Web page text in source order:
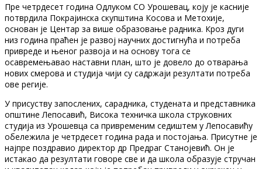
Пре четрдесет година Одлуком СО Урошевац, коју је касније
потврдила Покрајинска скупштина Косова и Метохије,
основан је Центар за више образовање радника. Кроз дуги
низ година праћен је развој научних достигнућа и потреба
привреде и њеног развоја и на основу тога се
осавремењавао наставни план, што је довело до отварања
нових смерова и студија чији су садржаји резултати потреба
ове регије.
У присуству запослених, сарадника, студената и представника
општине Лепосавић, Висока техничка школа струковних
студија из Урошевца са привременим седиштем у Лепосавићу
обележила је четрдесет година рада и постојања. Присутне је
најпре поздравио директор др Предраг Станојевић. Он је
истакао да резултати говоре све и да школа образује стручан